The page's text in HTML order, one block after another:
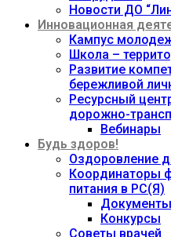
Новости ДО
Инновационная
Кампус
Школа –
Развитие
бережливой
Ресурсный
дорожно-
Вебинары
Будь здоров!
Оздоровление
Координаторы
питания в РС(Я)
Документы
Конкурсы
Советы врачей